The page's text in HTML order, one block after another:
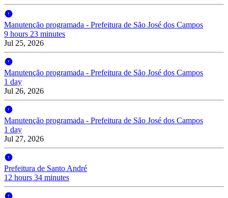
Manutenção programada - Prefeitura de São José dos Campos
9 hours 23 minutes
Jul 25, 2026
Manutenção programada - Prefeitura de São José dos Campos
1 day
Jul 26, 2026
Manutenção programada - Prefeitura de São José dos Campos
1 day
Jul 27, 2026
Prefeitura de Santo André
12 hours 34 minutes